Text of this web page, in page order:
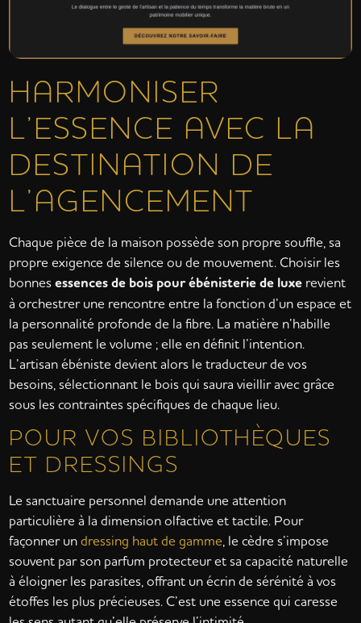
HARMONISER
L’ESSENCE AVEC LA
DESTINATION DE
L’AGENCEMENT
Chaque pièce de la maison possède son propre souffle, sa
propre exigence de silence ou de mouvement. Choisir les
bonnesessences de bois pour ébénisterie de luxe revient
à orchestrer une rencontre entre la fonction d’un espace et
la personnalité profonde de la fibre. La matière n’habille
pas seulement le volume ; elle en définit l’intention.
L’artisan ébéniste devient alors le traducteur de vos
besoins, sélectionnant le bois qui saura vieillir avec grâce
sous les contraintes spécifiques de chaque lieu.
POUR VOS BIBLIOTHÈQUES
ET DRESSINGS
Le sanctuaire personnel demande une attention
particulière à la dimension olfactive et tactile. Pour
façonner undressing haut de gamme, le cèdre s’impose
souvent par son parfum protecteur et sa capacité naturelle
à éloigner les parasites, offrant un écrin de sérénité à vos
étoffes les plus précieuses. C’est une essence qui caresse